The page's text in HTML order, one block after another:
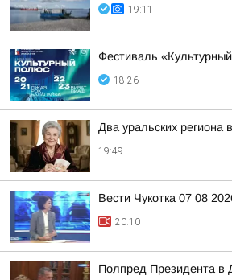
19:11
Фестиваль
18:26
Два уральских региона
19:49
Вести Чукотка 07 08
20:10
Полпред Президента в